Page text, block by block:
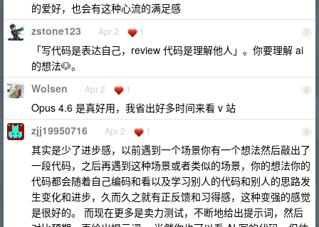
的爱好，也会有这种心流的满足感
7
zstone123 Apr 2 1
「写代码是表达自己，review 代码是理解他人」。你要理解 ai
的想法🐶。
8
Wolsen Apr 2 1
Opus 4.6 是真好用，我省出好多时间来看 v 站
9
zjj19950716 Apr 2 1
其实是少了进步感，以前遇到一个场景你有一个想法然后敲出了
一段代码，之后再遇到这种场景或者类似的场景，你的想法你的
代码都会随着自己编码和看以及学习别人的代码和别人的思路发
生变化和进步，久而久之就有正反馈和习得感，这种变强的感觉
是很好的。 而现在更多是卖力测试，不断地给出提示词，然后